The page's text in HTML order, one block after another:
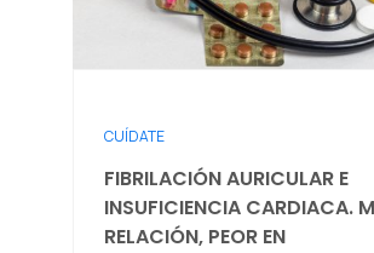
CUÍDATE
FIBRILACIÓN AURICULAR E
INSUFICIENCIA CARDIACA.
RELACIÓN, PEOR EN